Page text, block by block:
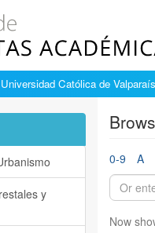
Católica de
0-9 A
Now
y